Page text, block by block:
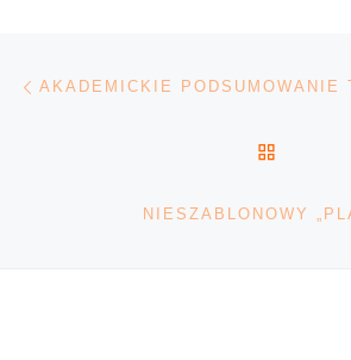
Nawigacja wpisu
AKADEMICKIE PODSUMOWANIE
NIESZABLONOWY